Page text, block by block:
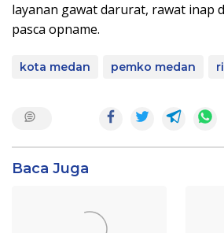
layanan gawat darurat, rawat inap
pasca opname.
kota medan pemko medan
Baca Juga